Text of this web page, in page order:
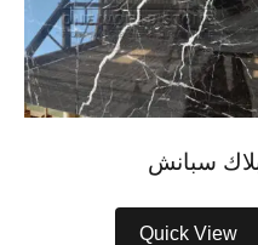
سبانش
Quick View